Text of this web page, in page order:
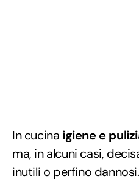
In cucina igiene e
ma, in alcuni casi,
inutili o perfino